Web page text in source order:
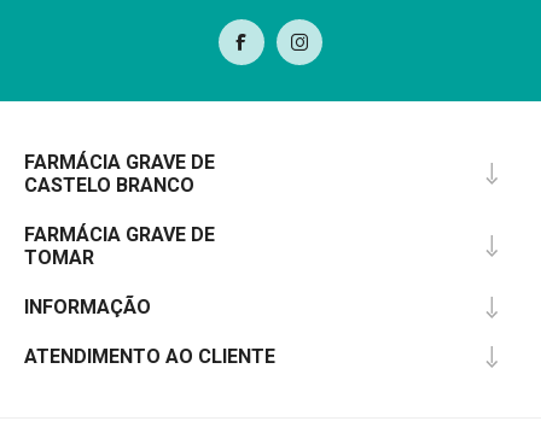
FARMÁCIA GRAVE DE
CASTELO BRANCO
FARMÁCIA GRAVE DE
TOMAR
INFORMAÇÃO
ATENDIMENTO AO CLIENTE